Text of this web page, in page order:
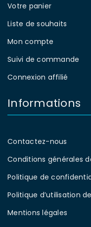
Votre panier
Liste de souhaits
Mon compte
Suivi de commande
Connexion affilié
Informations
Contactez-nous
Conditions générales
Politique de
Politique d’utilisation
Mentions légales